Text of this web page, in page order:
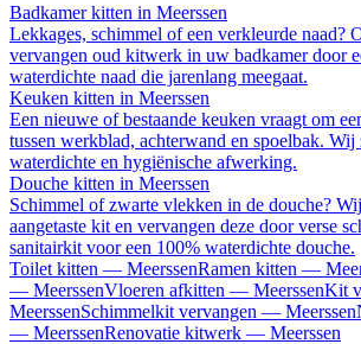
Badkamer kitten in Meerssen
Lekkages, schimmel of een verkleurde naad?
vervangen oud kitwerk in uw badkamer door
waterdichte naad die jarenlang meegaat.
Keuken kitten in Meerssen
Een nieuwe of bestaande keuken vraagt om
tussen werkblad, achterwand en spoelbak. Wij
waterdichte en hygiënische afwerking.
Douche kitten in Meerssen
Schimmel of zwarte vlekken in de douche?
aangetaste kit en vervangen deze door verse
sanitairkit voor een 100% waterdichte douche.
Toilet kitten — MeerssenRamen kitten —
— MeerssenVloeren afkitten — MeerssenKit
MeerssenSchimmelkit vervangen — Meerssen
— MeerssenRenovatie kitwerk — Meerssen